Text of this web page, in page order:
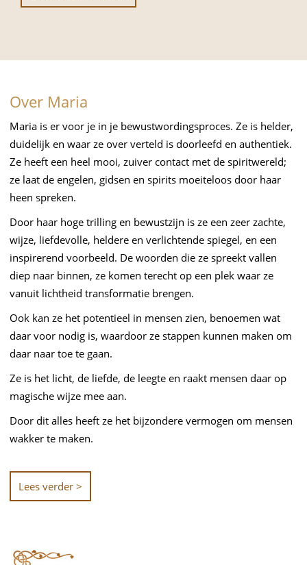
Over Maria
Maria is er voor je in je bewustwordingsproces. Ze is helder,
duidelijk en waar ze over verteld is doorleefd en authentiek.
Ze heeft een heel mooi, zuiver contact met de spiritwereld;
ze laat de engelen, gidsen en spirits moeiteloos door haar
heen spreken.
Door haar hoge trilling en bewustzijn is ze een zeer zachte,
wijze, liefdevolle, heldere en verlichtende spiegel, en een
inspirerend voorbeeld. De woorden die ze spreekt vallen
diep naar binnen, ze komen terecht op een plek waar ze
vanuit lichtheid transformatie brengen.
Ook kan ze het potentieel in mensen zien, benoemen wat
daar voor nodig is, waardoor ze stappen kunnen maken om
daar naar toe te gaan.
Ze is het licht, de liefde, de leegte en raakt mensen daar op
magische wijze mee aan.
Door dit alles heeft ze het bijzondere vermogen om mensen
wakker te maken.
Lees verder >